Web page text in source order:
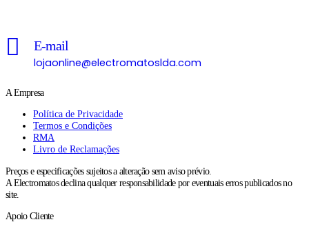
E-mail
lojaonline@electromatoslda.com
A Empresa
Política de Privacidade
Termos e Condições
RMA
Livro de Reclamações
Preços e especificações sujeitos a alteração sem aviso prévio.
A Electromatos declina qualquer responsabilidade por eventuais erros publicados no
site.
Apoio Cliente